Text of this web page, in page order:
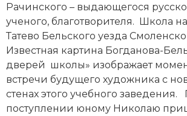
История, философия, теория и
исторического знания
Итория международных
Латинская Америка
Рачинского – выдающегося
ученого, благотворителя. Школа
Татево Бельского уезда
Известная картина Богданова-
дверей школы» изображает
встречи будущего художника с
стенах этого учебного заведения.
поступлении юному Николаю